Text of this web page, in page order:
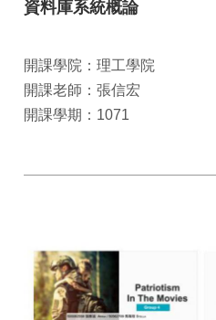
資料庫系統概論
開課學院：理工學院
開課老師：張信宏
開課學期：1071